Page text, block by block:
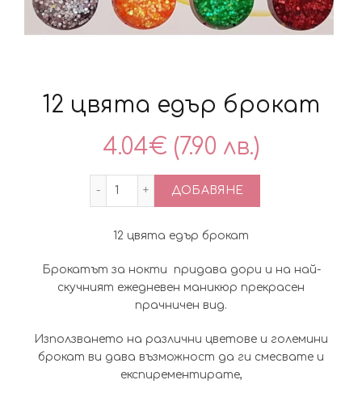
12 цвята едър брокат
4.04€ (7.90 лв.)
количество за 12 цвята едър брокат
ДОБАВЯНЕ
12 цвята едър брокат
Брокатът за нокти придава дори и на най-
скучният ежедневен маникюр прекрасен
прачничен вид.
Използването на различни цветове и големини
брокат ви дава възможност да ги смесвате и
експирементирате,